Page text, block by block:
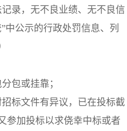
录，无不良业绩、无不良信
中公示的行政处罚信息、列
包或挂靠；
标文件有异议，已在投标截
参加投标以求侥幸中标或者